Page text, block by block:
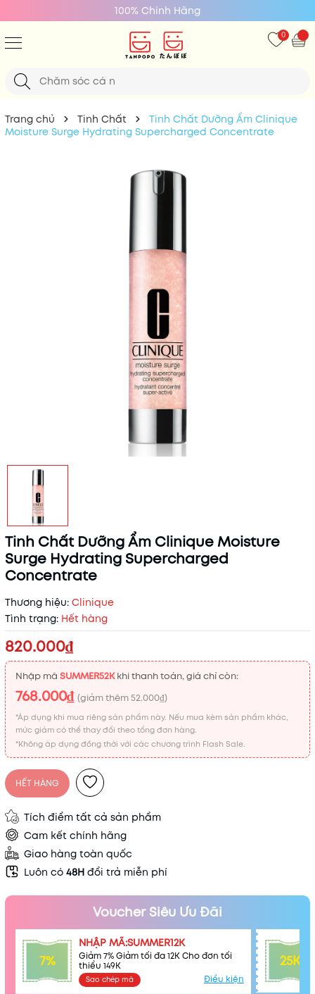
Giá Tốt Nhất
0
Trang chủ Tinh Chất
Tinh Chất Dưỡng Ẩm Clinique
Moisture Surge Hydrating Supercharged Concentrate
Tinh Chất Dưỡng Ẩm Clinique Moisture
Surge Hydrating Supercharged
Concentrate
Thương hiệu: Clinique
Tình trạng: Hết hàng
820.000₫
Nhập mã SUMMER52Kkhi thanh toán, giá chỉ còn:
768.000₫ (giảm thêm52.000₫)
*Áp dụng khi mua riêng sản phẩm này. Nếu mua kèm sản phẩm khác,
mức giảm có thể thay đổi theo tổng đơn hàng.
*Không áp dụng đồng thời với các chương trình Flash Sale.
HẾT HÀNG
Tích điểm tất cả sản phẩm
Cam kết chính hãng
Giao hàng toàn quốc
Luôn có 48H đổi trả miễn phí
Voucher Siêu Ưu Đãi
7%
NHẬP MÃ:SUMMER12K
Giảm 7% Giảm tối đa 12K Cho đơn tối
thiểu 149K
Sao chép mã Điều kiện
25K